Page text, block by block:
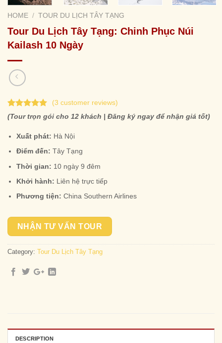
HOME / TOUR DU LỊCH TÂY TẠNG
Tour Du Lịch Tây Tạng: Chinh Phục Núi
Kailash 10 Ngày
Rated5.00
out of 5
3
customer
(3 customer reviews)
(Tour trọn gói cho 12 khách | Đăng ký ngay để nhận giá tốt)
Xuất phát: Hà Nội
Điểm đến:Tây Tạng
Thời gian: 10 ngày 9 đêm
Khởi hành: Liên hệ trực tiếp
Phương tiện:China Southern Airlines
NHẬN TƯ VẤN TOUR
Category: Tour Du Lịch Tây Tạng
DESCRIPTION